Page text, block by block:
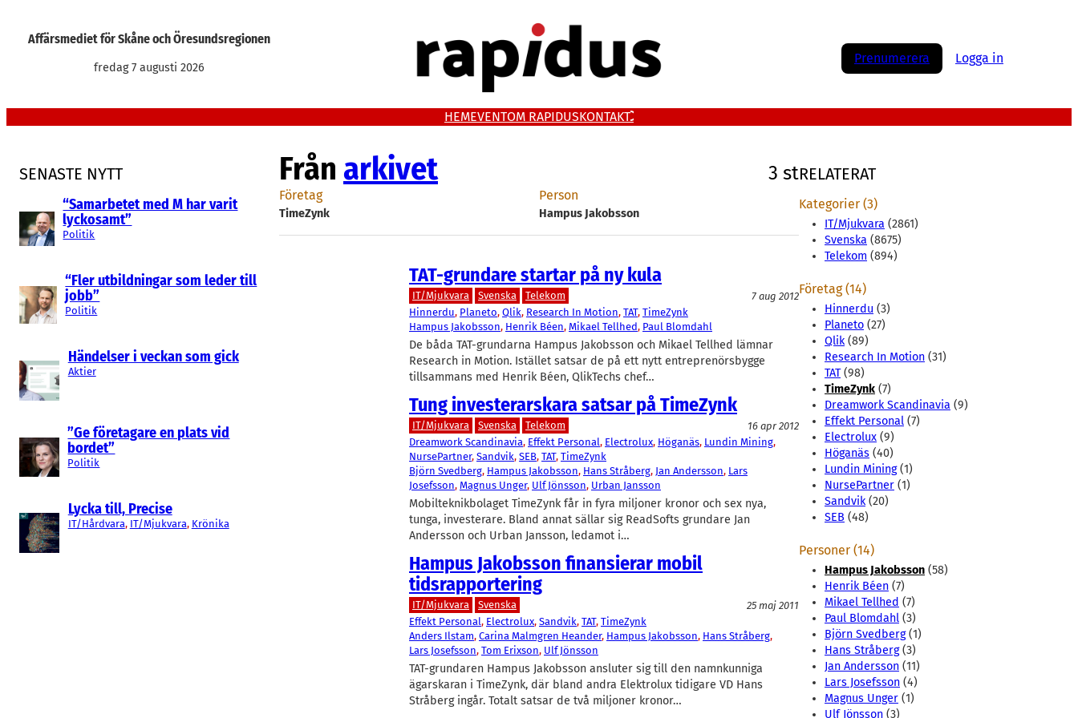
Affärsmediet för Skåne och Öresundsregionen
fredag 7 augusti 2026
Prenumerera Logga in
HEMEVENTOM RAPIDUSKONTAKT
SENASTE NYTT
“Samarbetet med M har varit
lyckosamt”
Politik
“Fler utbildningar som leder till
jobb”
Politik
Händelser i veckan som gick
Aktier
”Ge företagare en plats vid
bordet”
Politik
Lycka till, Precise
IT/Hårdvara, IT/Mjukvara, Krönika
Från arkivet 3 st
Företag
TimeZynk
Person
Hampus Jakobsson
TAT-grundare startar på ny kula
IT/Mjukvara Svenska Telekom
7 aug 2012
Hinnerdu, Planeto, Qlik, Research In Motion, TAT, TimeZynk
Hampus Jakobsson, Henrik Béen, Mikael Tellhed, Paul Blomdahl
De båda TAT-grundarna Hampus Jakobsson och Mikael Tellhed lämnar
Research in Motion. Istället satsar de på ett nytt entreprenörsbygge
tillsammans med Henrik Béen, QlikTechs chef…
Tung investerarskara satsar på TimeZynk
IT/Mjukvara Svenska Telekom
16 apr 2012
Dreamwork Scandinavia, Effekt Personal, Electrolux, Höganäs, Lundin Mining
NursePartner, Sandvik, SEB, TAT, TimeZynk
Björn Svedberg, Hampus Jakobsson, Hans Stråberg, Jan Andersson, Lars
Josefsson, Magnus Unger, Ulf Jönsson, Urban Jansson
Mobilteknikbolaget TimeZynk får in fyra miljoner kronor och sex nya,
tunga, investerare. Bland annat sällar sig ReadSofts grundare Jan
Andersson och Urban Jansson, ledamot i…
Hampus Jakobsson finansierar mobil
tidsrapportering
IT/Mjukvara Svenska
25 maj 2011
Effekt Personal, Electrolux, Sandvik, TAT, TimeZynk
Anders Ilstam, Carina Malmgren Heander, Hampus Jakobsson, Hans Stråberg
Lars Josefsson, Tom Erixson, Ulf Jönsson
TAT-grundaren Hampus Jakobsson ansluter sig till den namnkunniga
ägarskaran i TimeZynk, där bland andra Elektrolux tidigare VD Hans
Stråberg ingår. Totalt satsar de två miljoner kronor…
RELATERAT
Kategorier (3)
IT/Mjukvara (2861)
Svenska (8675)
Telekom (894)
Företag (14)
Hinnerdu (3)
Planeto (27)
Qlik(89)
Research In Motion (31)
TAT(98)
TimeZynk (7)
Dreamwork Scandinavia (9)
Effekt Personal (7)
Electrolux (9)
Höganäs (40)
Lundin Mining(1)
NursePartner (1)
Sandvik(20)
SEB (48)
Personer (14)
Hampus Jakobsson (58)
Henrik Béen (7)
Mikael Tellhed (7)
Paul Blomdahl (3)
Björn Svedberg(1)
Hans Stråberg(3)
Jan Andersson (11)
Lars Josefsson (4)
Magnus Unger (1)
Ulf Jönsson (3)